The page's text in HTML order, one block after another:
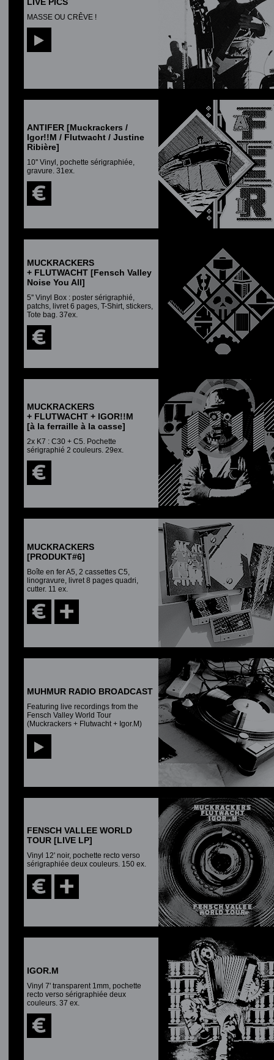
MASSE OU CRÊVE !
ANTIFER [Muckrackers /
Igor!!M / Flutwacht / Justine
Ribière]
10'' Vinyl, pochette sérigraphiée,
gravure. 31ex.
MUCKRACKERS
+ FLUTWACHT [Fensch Valley
Noise You All]
5'' Vinyl Box : poster sérigraphié,
patchs, livret 6 pages, T-Shirt, stickers,
Tote bag. 37ex.
MUCKRACKERS
+ FLUTWACHT + IGOR!!M
[à la ferraille à la casse]
2x K7 : C30 + C5. Pochette
sérigraphié 2 couleurs. 29ex.
MUCKRACKERS
[PRODUKT#6]
Boîte en fer A5, 2 cassettes C5,
linogravure, livret 8 pages quadri,
cutter. 11 ex.
MUHMUR RADIO BROADCAST
Featuring live recordings from the
Fensch Valley World Tour
(Muckrackers + Flutwacht + Igor.M)
FENSCH VALLEE WORLD
TOUR [LIVE LP]
Vinyl 12' noir, pochette recto verso
sérigraphiée deux couleurs. 150 ex.
IGOR.M
Vinyl 7' transparent 1mm, pochette
recto verso sérigraphiée deux
couleurs. 37 ex.